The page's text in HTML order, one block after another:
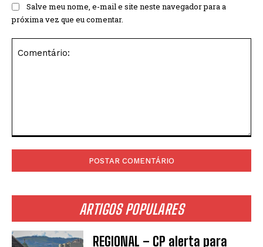
ARTIGOS POPULARES
REGIONAL – CP alerta para
Salve meu nome, e-mail e site neste navegador para a
próxima vez que eu comentar.